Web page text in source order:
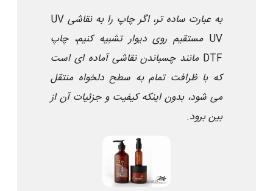
به عبارت ساده تر، اگر چاپ را به نقاشی
مستقیم روی دیوار تشبیه کنیم، چاپUV
DTF مانند چسباندن نقاشی آماده ای است
که با ظرافت تمام به سطح دلخواه منتقل
می شود، بدون اینکه کیفیت و جزئیات آن از
بین برود.